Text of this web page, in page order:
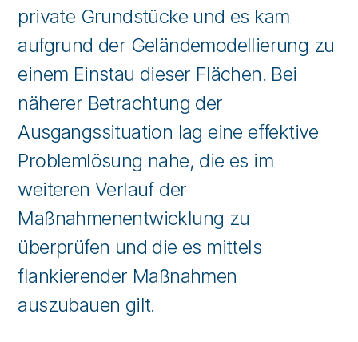
private Grundstücke und es kam
aufgrund der Geländemodellierung zu
einem Einstau dieser Flächen. Bei
näherer Betrachtung der
Ausgangssituation lag eine effektive
Problemlösung nahe, die es im
weiteren Verlauf der
Maßnahmenentwicklung zu
überprüfen und die es mittels
flankierender Maßnahmen
auszubauen gilt.